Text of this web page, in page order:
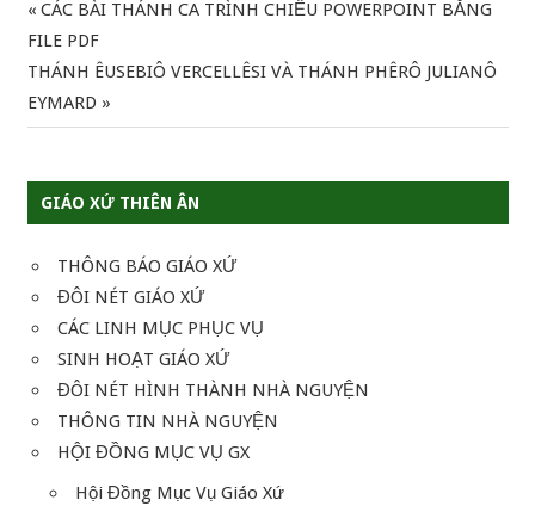
GIÁO XỨ THIÊN ÂN
THÔNG BÁO GIÁO XỨ
ĐÔI NÉT GIÁO XỨ
CÁC LINH MỤC PHỤC VỤ
SINH HOẠT GIÁO XỨ
ĐÔI NÉT HÌNH THÀNH NHÀ NGUYỆN
THÔNG TIN NHÀ NGUYỆN
HỘI ĐỒNG MỤC VỤ GX
Hội Đồng Mục Vụ Giáo Xứ
Điều
hướng
bài
Previous
Post:
CÁC BÀI THÁNH CA TRÌNH CHIẾU POWERPOINT BẰNG
FILE PDF
Next
Post:
THÁNH ÊUSEBIÔ VERCELLÊSI VÀ THÁNH PHÊRÔ JULIANÔ
EYMARD